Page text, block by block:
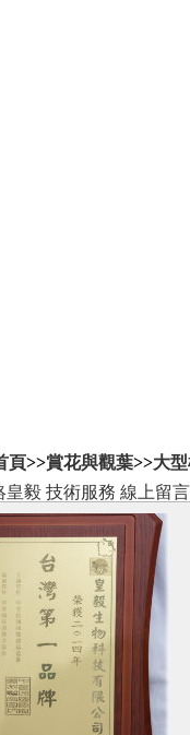
皇毅 技術服務 線上留言
頁>>賞花與觀葉>>大